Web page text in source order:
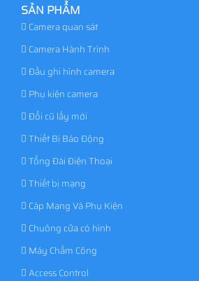
SẢN PHẨM
Camera quan sát
Camera Hành Trình
Đầu ghi hình camera
Phụ kiện camera
Đổi cũ lấy mới
Thiết Bị Báo Động
Tổng Đài Điện Thoại
Thiết bị mạng
Cáp Mạng Và Phụ Kiện
Chuông cửa có hình
Máy Chấm Công
Access Control